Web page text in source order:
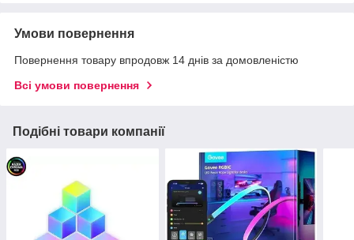
Умови повернення
Повернення товару впродовж 14 днів за домовленістю
Всі умови повернення
Подібні товари компанії